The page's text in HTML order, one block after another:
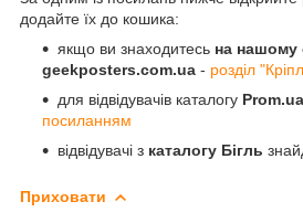
додайте їх до кошика:
якщо ви знаходитесь на нашому
geekposters.com.ua - розділ
для відвідувачів каталогу Prom.ua
посиланням
відвідувачі з каталогу Бігль
Приховати